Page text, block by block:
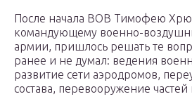
После начала ВОВ Тимофею
командующему военно-
армии, пришлось решать те
ранее и не думал: ведения
развитие сети аэродромов,
состава, перевооружение частей